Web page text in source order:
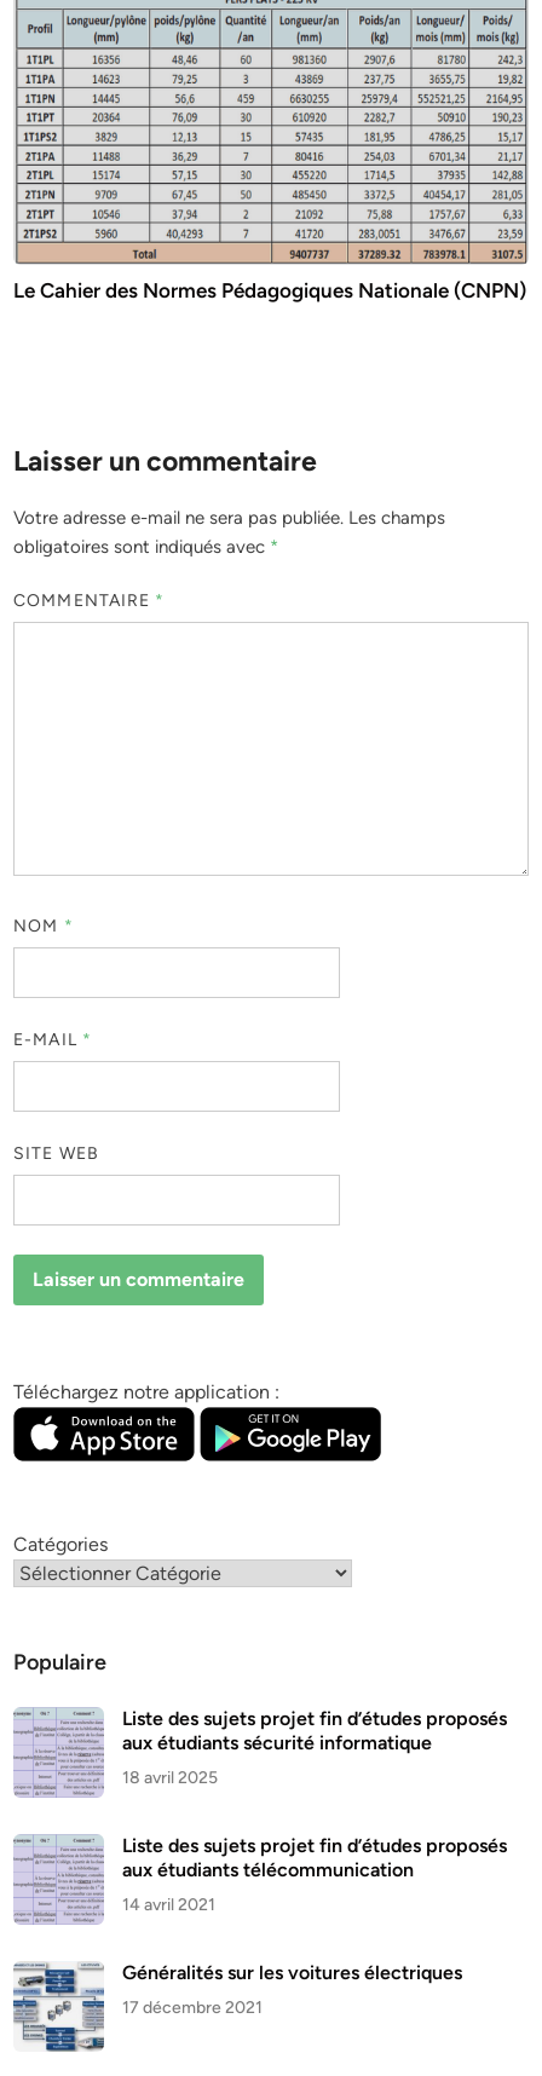
Le Cahier des Normes Pédagogiques Nationale (CNPN)
Laisser un commentaire
Votre adresse e-mail ne sera pas publiée. Les champs
obligatoires sont indiqués avec *
COMMENTAIRE *
NOM *
E-MAIL *
SITE WEB
Téléchargez notre application :
Catégories
Populaire
Liste des sujets projet fin d’études proposés
aux étudiants sécurité informatique
18 avril 2025
Liste des sujets projet fin d’études proposés
aux étudiants télécommunication
14 avril 2021
Généralités sur les voitures électriques
17 décembre 2021